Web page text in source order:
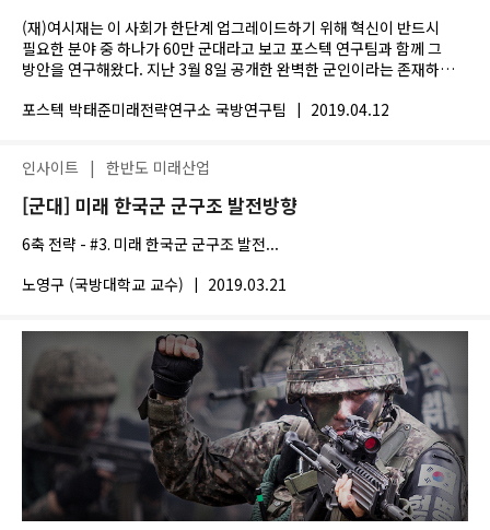
군이 창업 공간 되어야
(재)여시재는 이 사회가 한단계 업그레이드하기 위해 혁신이 반드시
필요한 분야 중 하나가 60만 군대라고 보고 포스텍 연구팀과 함께 그
방안을 연구해왔다. 지난 3월 8일 공개한 완벽한 군인이라는 존재하지도
포스텍 박태준미래전략연구소 국방연구팀
| 2019.04.12
인사이트 | 한반도 미래산업
[군대] 미래 한국군 군구조 발전방향
6축 전략 - #3. 미래 한국군 군구조 발전...
노영구 (국방대학교 교수) | 2019.03.21